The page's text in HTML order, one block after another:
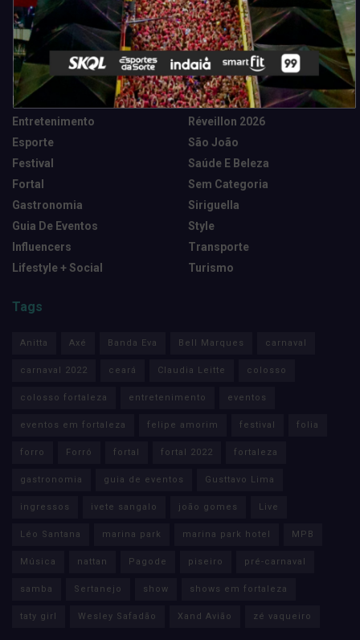
Categorias
Camarote Vip Junino
Cidade
Destaques
Entretenimento
Esporte
Festival
Fortal
Gastronomia
Guia De Eventos
Influencers
Lifestyle + Social
Marketing E Negócios
Música
News Tech
Réveillon 2026
São João
Saúde E Beleza
Sem Categoria
Siriguella
Style
Transporte
Turismo
Tags
Anitta Axé Banda Eva Bell Marques carnaval
carnaval 2022 ceará Claudia Leitte colosso
colosso fortaleza entretenimento eventos
eventos em fortaleza felipe amorim festival folia
forro Forró fortal fortal 2022 fortaleza
gastronomia guia de eventos Gusttavo Lima
ingressos ivete sangalo joão gomes Live
Léo Santana marina park marina park hotel MPB
Música nattan Pagode piseiro pré-carnaval
samba Sertanejo show shows em fortaleza
taty girl Wesley Safadão Xand Avião zé vaqueiro